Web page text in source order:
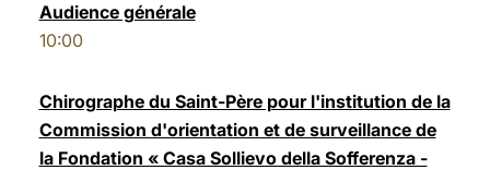
Audience générale
10:00
Chirographe du Saint-Père pour l'institution de la
Commission d'orientation et de surveillance de
la Fondation « Casa Sollievo della Sofferenza -